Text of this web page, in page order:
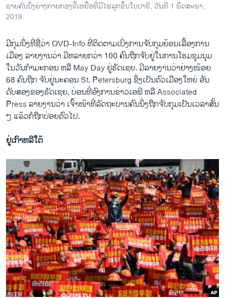
ຊາຍ​ຄົນ​ນຶ່ງ​ຍ່າງ​ກາຍກອງ​ຂີ້​ເຫຍື້ອທີ່​ມີ​ໄຟ​ລຸກ​ຂຶ້ນໃນ​ປາ​ຣີ, ວັນ​ທີ 1 ພຶດ​ສະ​ພາ,
2019
ມີ​ກຸ່ມ​ນຶ່ງ​ທີ່​ຊື່​ວ່າ OVD-Info ທີ່​ຕິດ​ຕາມ​ເບິ່ງ​ການ​ຈັບ​ກຸມ​ຍ້ອນ​ເລື້ອງ​ການ​
ເມືອງ ລາຍ​ງານ​ວ່າ​ ມີ​ຫລາຍກວ່າ 100 ຄົນ​ຖືກ​ຈັບ​ຢູ່ໃນ​ການ​ໂຮມ​ຊຸ​ມ​ນຸມ
ໃນ​ວັນ​ກຳ​ມະ​ກອນ ຫລື May Day ຢູ່​ຣັດ​ເຊຍ. ມີ​ລາຍ​ງານ​ວ່າຢ່າ​ງໜ້ອຍ
68 ຄົນ​ຖືກ ຈັບ​ຢູ່​ນະ​ຄອນ St. Petersburg ຊຶ່ງ​ເປັນ​ຕົວ​ເມືອງ​ໃຫຍ່​ ອັນ​
ດັບ​ສອງ​ຂອງ​ຣັດ​ເຊຍ, ບ່ອນ​ທີ່​ອົງ​ການ​ຂ່າວເອ​ພີ ຫລື Associated
Press ລາຍ​ງານ​ວ່າ ເຈົ້າ​ໜ້າ​ທີ່​ລັດ​ຖະ​ບານ​ຄົນ​ນຶ່ງ​ຖືກ​ຈັບ​ກຸມ​ເປັນ​ເວ​ລາ​ສັ້ນ
ໆ ແລ້ວ​ກໍ​ຖືກ​ປ່ອຍ​ຕົວ​ໄປ.
ຢູ່​ເກົາ​ຫລີ​ໃຕ້